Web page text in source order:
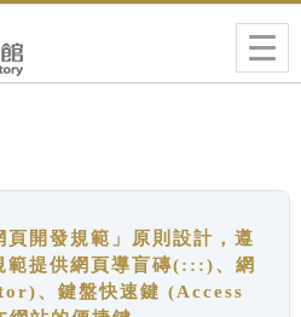
開發規範」原則設計，遵
範提供網頁導盲磚(:::)、網
、鍵盤快速鍵 (Access